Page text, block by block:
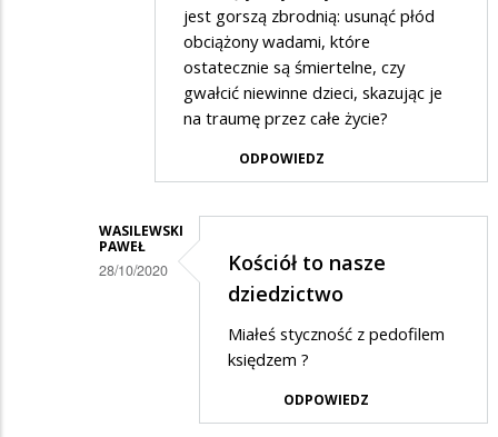
jest gorszą zbrodnią: usunąć płód
obciążony wadami, które
ostatecznie są śmiertelne, czy
gwałcić niewinne dzieci, skazując je
na traumę przez całe życie?
ODPOWIEDZ
WASILEWSKI
PAWEŁ
28/10/2020
Kościół to nasze
dziedzictwo
Miałeś styczność z pedofilem
księdzem ?
ODPOWIEDZ